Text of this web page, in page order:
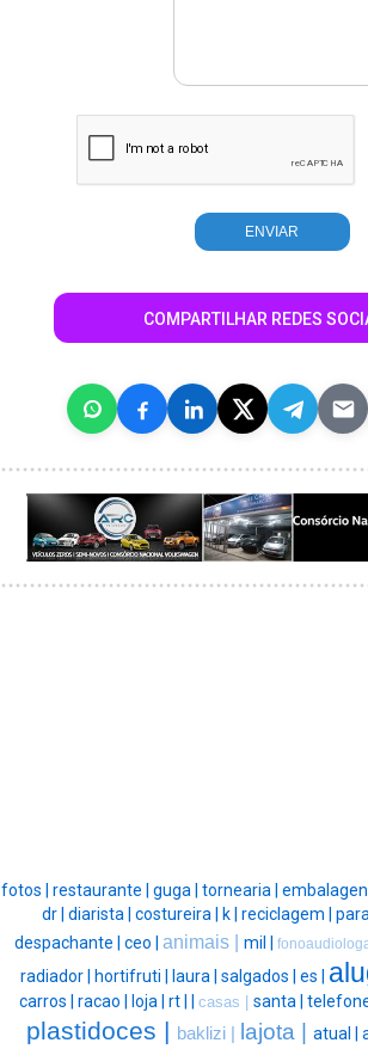
COMPARTILHAR REDES
fotos | restaurante | guga | tornearia |
dr | diarista | costureira | k | reciclagem |
despachante | ceo | animais | mil |
radiador | hortifruti | laura | salgados | es |
carros | racao | loja | rt | casas | santa | telefone
plastidoces | baklizi | lajota | atual |